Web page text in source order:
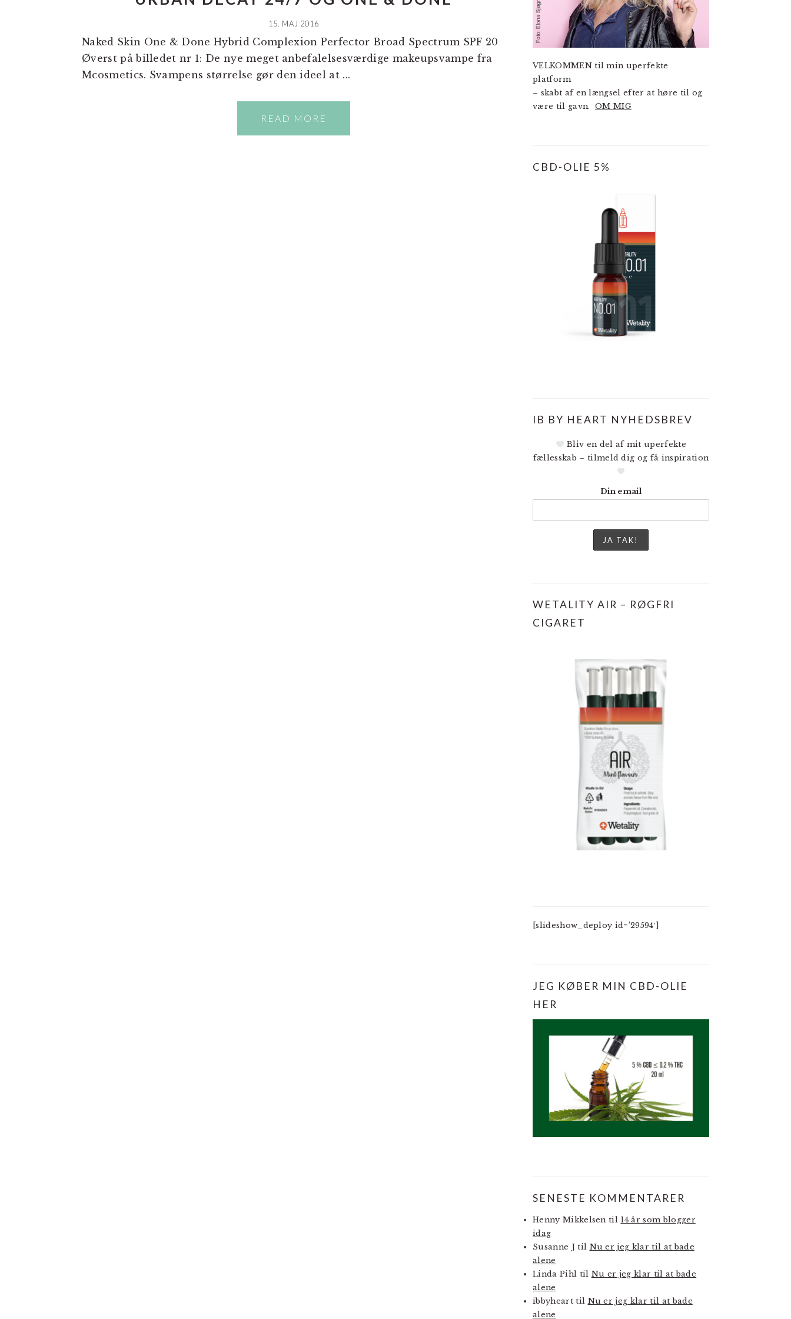
15. MAJ 2016
Naked Skin One & Done Hybrid Complexion Perfector Broad Spectrum SPF 20
Øverst på billedet nr 1: De nye meget anbefalelsesværdige makeupsvampe fra
Mcosmetics. Svampens størrelse gør den ideel at ...
READ MORE
VELKOMMEN til min uperfekte
platform
– skabt af en længsel efter at høre til og
være til gavn.OM MIG
CBD-OLIE 5%
IB BY HEART NYHEDSBREV
Bliv en del af mit uperfekte
fællesskab – tilmeld dig og få inspiration
Din email
WETALITY AIR – RØGFRI
CIGARET
[slideshow_deploy id=’29594′]
JEG KØBER MIN CBD-OLIE
HER
SENESTE KOMMENTARER
Henny Mikkelsen til 14 år som blogger
idag
Susanne Jtil Nu er jeg klar til at bade
alene
Linda Pihl til Nu er jeg klar til at bade
alene
ibbyhearttil Nu er jeg klar til at bade
alene